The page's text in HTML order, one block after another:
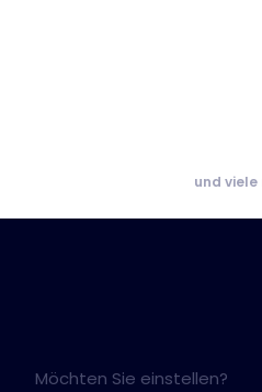
und viele
Möchten Sie einstellen?